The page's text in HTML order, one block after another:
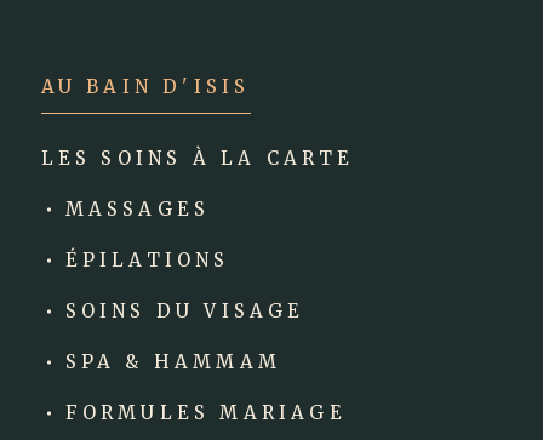
AU BAIN D'ISIS
LES SOINS À LA CARTE
MASSAGES
ÉPILATIONS
SOINS DU VISAGE
SPA & HAMMAM
FORMULES MARIAGE